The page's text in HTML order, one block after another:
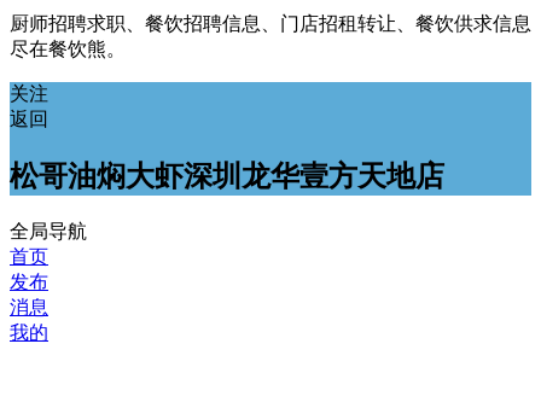
厨师招聘求职、餐饮招聘信息、门店招租转让、餐饮供求信息
尽在餐饮熊。
关注
返回
松哥油焖大虾深圳龙华壹方天地店
全局导航
首页
发布
消息
我的